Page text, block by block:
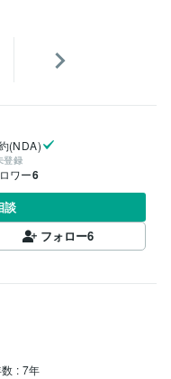
(NDA)
登録
ワー6
談
フォロー6
: 7年